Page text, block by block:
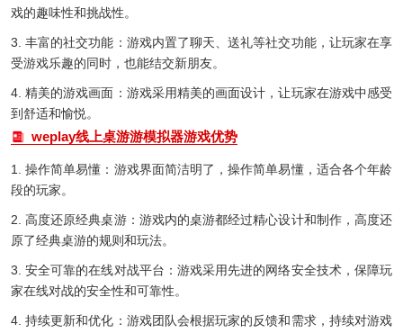
戏的趣味性和挑战性。
3. 丰富的社交功能：游戏内置了聊天、送礼等社交功能，让玩家在享
受游戏乐趣的同时，也能结交新朋友。
4. 精美的游戏画面：游戏采用精美的画面设计，让玩家在游戏中感受
到舒适和愉悦。
weplay线上桌游游模拟器游戏优势
1. 操作简单易懂：游戏界面简洁明了，操作简单易懂，适合各个年龄
段的玩家。
2. 高度还原经典桌游：游戏内的桌游都经过精心设计和制作，高度还
原了经典桌游的规则和玩法。
3. 安全可靠的在线对战平台：游戏采用先进的网络安全技术，保障玩
家在线对战的安全性和可靠性。
4. 持续更新和优化：游戏团队会根据玩家的反馈和需求，持续对游戏